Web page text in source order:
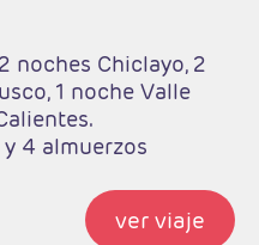
noches Chiclayo, 2
1 noche Valle
4 almuerzos
ver viaje